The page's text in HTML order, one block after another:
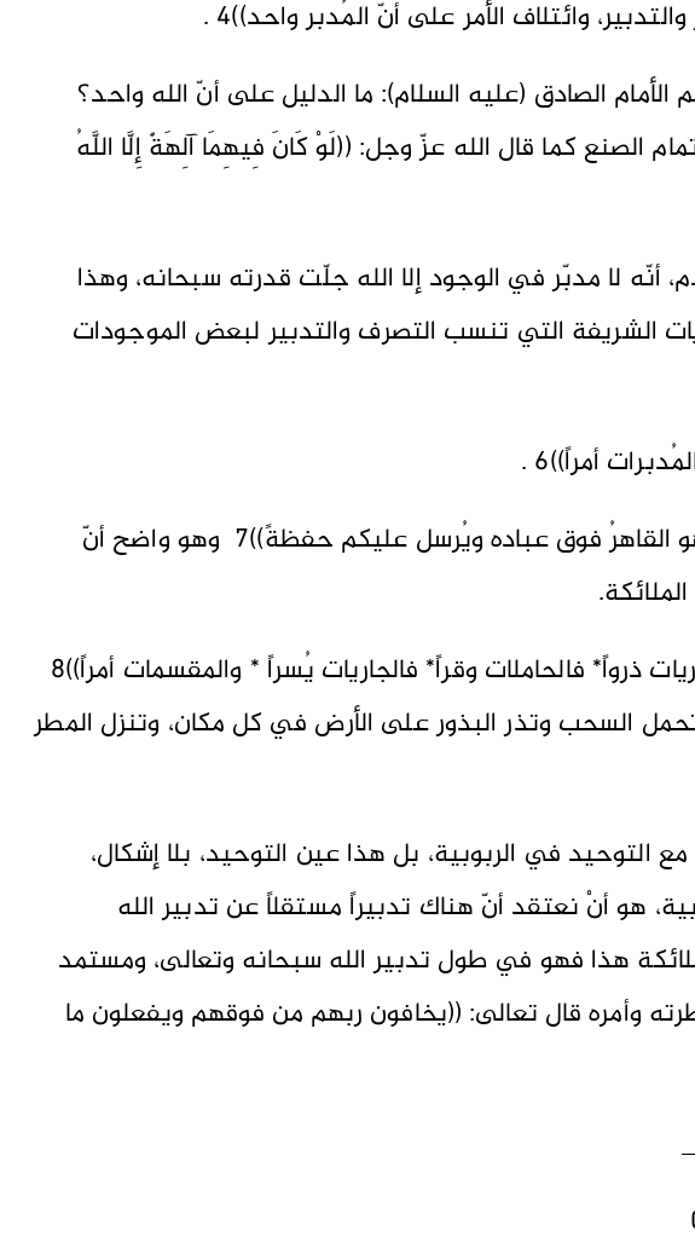
وائتلاف الأمر على أنّ المُدبر واحد))4 .
الصادق (عليه السلام): ما الدليل على أنّ الله واحد؟
الصنع كما قال الله عزّ وجل: ((لَوْ كَانَ فِيهِمَا آلِهَةٌ إِلَّا اللَّهُ
أنّه لا مدبّر في الوجود إلا الله جلّت قدرته سبحانه، وهذا
الشريفة التي تنسب التصرف والتدبير لبعض الموجودات
أمراً))6 .
*ويقول عزّ وجل: ((وهو القاهرُ فوق عباده ويُرسل عليكم حفظةً))7 وهو واضح أنّ
السحب وتذر البذور على الأرض في كل مكان، وتنزل المطر
التوحيد في الربوبية، بل هذا عين التوحيد، بلا إشكال،
هو أنْ نعتقد أنّ هناك تدبيراً مستقلاً عن تدبير الله
هذا فهو في طول تدبير الله سبحانه وتعالى، ومستمد
وأمره قال تعالى: ((يخافون ربهم من فوقهم ويفعلون ما